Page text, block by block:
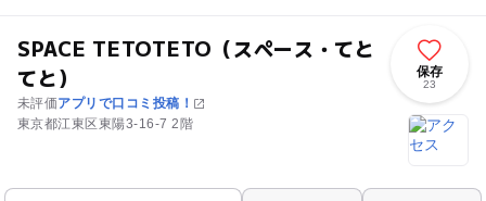
SPACE TETOTETO（スペース・てと
てと）
未評価アプリで口コミ投稿！
東京都江東区東陽3-16-7 2階
保存
23